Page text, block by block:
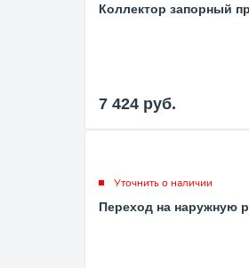
Коллектор запорный
7 424 руб.
Уточнить о наличии
Переход на наружную